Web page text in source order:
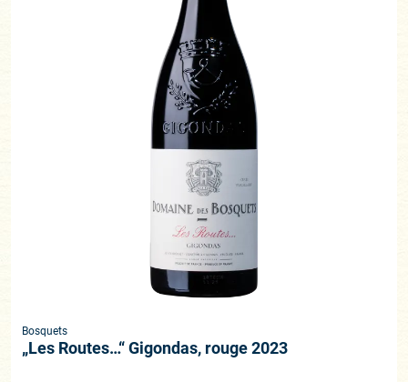
Bosquets
„Les Routes…“ Gigondas, rouge 2023